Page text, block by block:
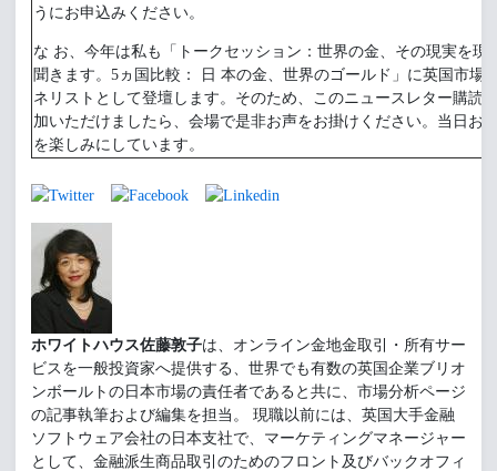
うにお申込みください。
な お、今年は私も「トークセッション：世界の金、その現実を現
聞きます。5ヵ国比較： 日 本の金、世界のゴールド」に英国市場
ネリストとして登壇します。そのため、このニュースレター購読
加いただけましたら、会場で是非お声をお掛けください。当日お
を楽しみにしています。
ホワイトハウス佐藤敦子は、オンライン金地金取引・所有サー
ビスを一般投資家へ提供する、世界でも有数の英国企業ブリオ
ンボールトの日本市場の責任者であると共に、市場分析ページ
の記事執筆および編集を担当。 現職以前には、英国大手金融
ソフトウェア会社の日本支社で、マーケティングマネージャー
として、金融派生商品取引のためのフロント及びバックオフィ